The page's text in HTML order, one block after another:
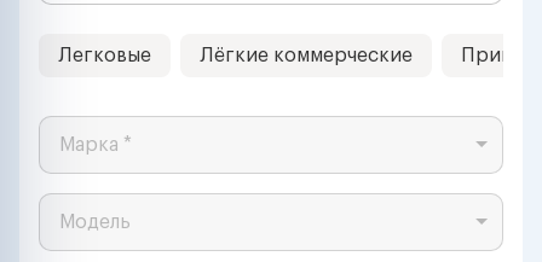
Легковые Лёгкие коммерческие
Марка *
Модель